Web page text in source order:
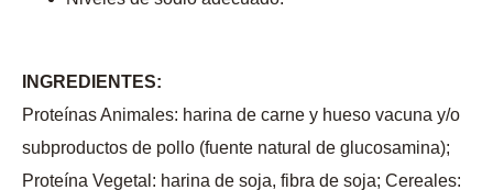
INGREDIENTES:
Proteínas Animales: harina de carne y hueso vacuna y/o
subproductos de pollo (fuente natural de glucosamina);
Proteína Vegetal: harina de soja, fibra de soja; Cereales: